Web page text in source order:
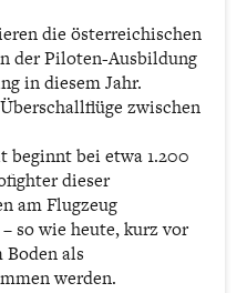
die österreichischen
der Piloten-Ausbildung
in diesem Jahr.
zwischen
beginnt bei etwa 1.200
dieser
am Flugzeug
so wie heute, kurz vor
als
werden.